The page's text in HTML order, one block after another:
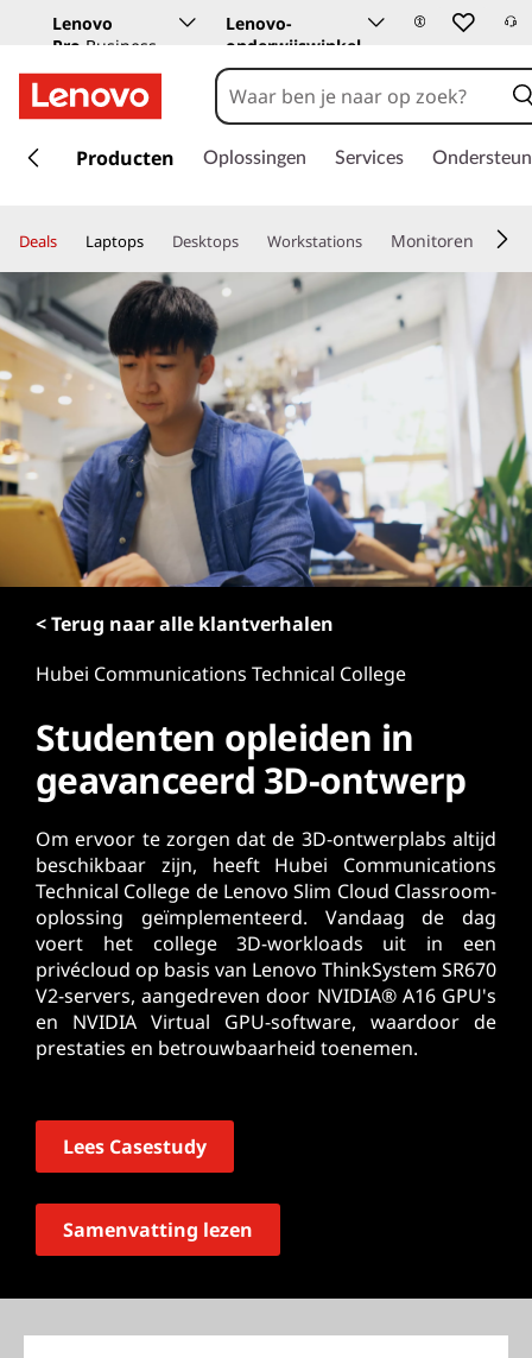
Lenovo
Pro Business
Store
Lenovo-
onderwijswinkel
a
a
e
h
o
f
d
n
Producten Oplossingen Services
Deals Laptops Desktops Workstations Monitoren
< Terug naar alle klantverhalen
Hubei Communications Technical College
Studenten opleiden in
geavanceerd 3D-ontwerp
Om ervoor te zorgen dat de 3D-ontwerplabs altijd
beschikbaar zijn, heeft Hubei Communications
Technical College de Lenovo Slim Cloud Classroom-
oplossing geïmplementeerd. Vandaag de dag
voert het college 3D-workloads uit in een
privécloud op basis van Lenovo ThinkSystem SR670
V2-servers, aangedreven door NVIDIA® A16 GPU's
en NVIDIA Virtual GPU-software, waardoor de
prestaties en betrouwbaarheid toenemen.
Lees Casestudy
Samenvatting lezen